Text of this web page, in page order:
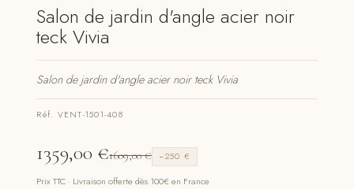
Salon de jardin d'angle acier noir
teck Vivia
Salon de jardin d'angle acier noir teck Vivia
Réf. VENT-1501-408
1359,00 €1609,00€ −250 €
Prix TTC · Livraison offerte dès 100€ en France